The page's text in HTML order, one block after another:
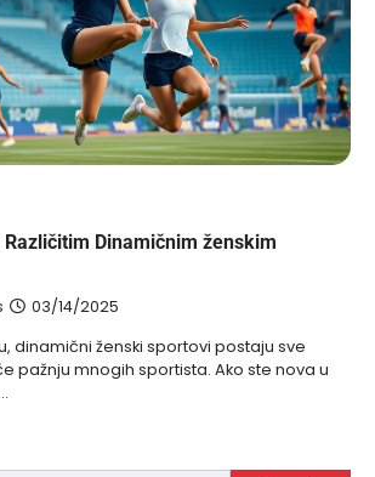
Različitim Dinamičnim ženskim
03/14/2025
dinamični ženski sportovi postaju sve
pažnju mnogih sportista. Ako ste nova u